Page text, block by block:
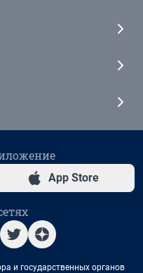
App Store
и государственных органов